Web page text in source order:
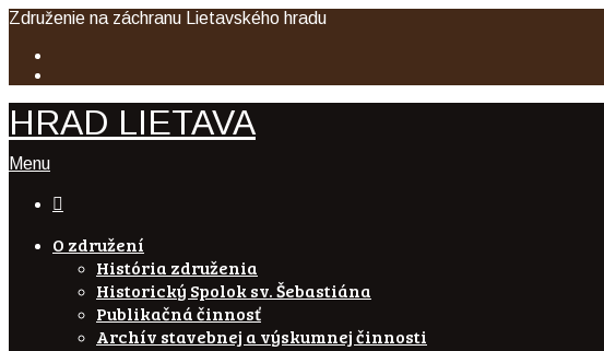
Združenie na záchranu Lietavského hradu
HRAD LIETAVA
Menu

O združení
História združenia
Historický Spolok sv. Šebastiána
Publikačná činnosť
Archív stavebnej a výskumnej činnosti